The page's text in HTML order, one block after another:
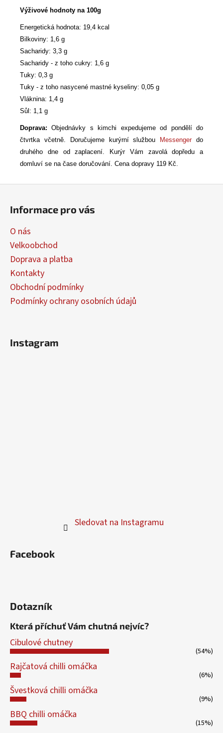
Výživové hodnoty na 100g
Energetická hodnota: 19,4 kcal
Bilkoviny: 1,6 g
Sacharidy: 3,3 g
Sacharidy - z toho cukry: 1,6 g
Tuky: 0,3 g
Tuky - z toho nasycené mastné kyseliny: 0,05 g
Vláknina: 1,4 g
Sůl: 1,1 g
Doprava: Objednávky s kimchi expedujeme od pondělí do
čtvrtka včetně. Doručujeme kurýrní službou Messengerdo
druhého dne od zaplacení. Kurýr Vám zavolá dopředu a
domluví se na čase doručování. Cena dopravy 119 Kč.
Informace pro vás
O nás
Velkoobchod
Doprava a platba
Kontakty
Obchodní podmínky
Podmínky ochrany osobních údajů
Instagram
Sledovat na Instagramu
Facebook
Dotazník
Která příchuť Vám chutná nejvíc?
Cibulové chutney
(54%)
Rajčatová chilli omáčka
(6%)
Švestková chilli omáčka
(9%)
BBQ chilli omáčka
(15%)